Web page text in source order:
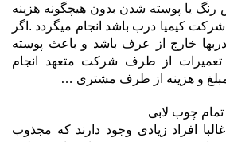
یا پوسته شدن بدون هیچگونه هزینه
کیمیا درب باشد انجام میگردد .اگر
خارج از عرف باشد و باعث پوسته
از طرف شرکت متعهد انجام
مبلغ و هزینه از طرف مشتری …
تمام چوب لابی
افراد زیادی وجود دارند که مجذوب